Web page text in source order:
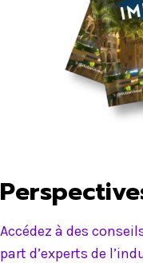
Accédez à des
part d’experts de